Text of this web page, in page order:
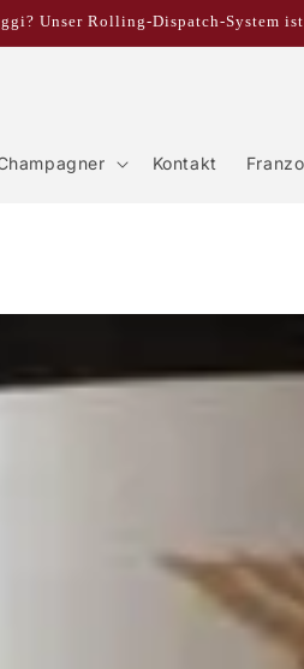
Unser Rolling-Dispatch-System
Kontakt